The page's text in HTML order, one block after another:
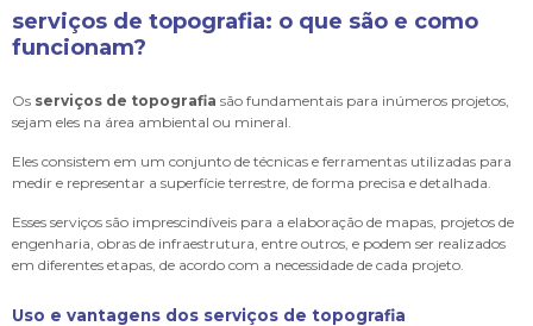
serviços de topografia: o que são e como
funcionam?
Os serviços de topografia são fundamentais para inúmeros projetos,
sejam eles na área ambiental ou mineral.
Eles consistem em um conjunto de técnicas e ferramentas utilizadas para
medir e representar a superfície terrestre, de forma precisa e detalhada.
Esses serviços são imprescindíveis para a elaboração de mapas, projetos de
engenharia, obras de infraestrutura, entre outros, e podem ser realizados
em diferentes etapas, de acordo com a necessidade de cada projeto.
Uso e vantagens dos serviços de topografia